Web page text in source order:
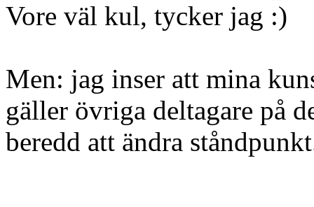
Vore väl kul, tycker jag
Men: jag inser att mina
gäller övriga deltagare på
beredd att ändra